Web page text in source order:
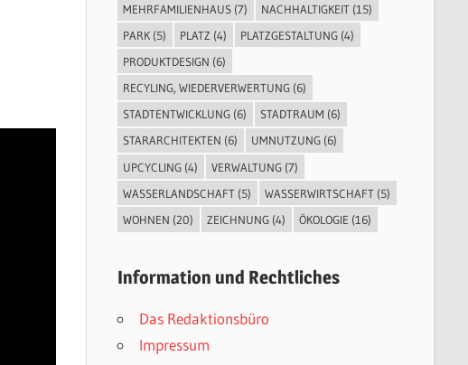
MEHRFAMILIENHAUS (7) NACHHALTIGKEIT (15)
PARK (5) PLATZ (4) PLATZGESTALTUNG (4)
PRODUKTDESIGN (6)
RECYLING, WIEDERVERWERTUNG (6)
STADTENTWICKLUNG (6) STADTRAUM (6)
STARARCHITEKTEN (6) UMNUTZUNG (6)
UPCYCLING (4) VERWALTUNG (7)
WASSERLANDSCHAFT (5) WASSERWIRTSCHAFT (5)
WOHNEN (20) ZEICHNUNG (4) ÖKOLOGIE (16)
Information und Rechtliches
Das Redaktionsbüro
Impressum